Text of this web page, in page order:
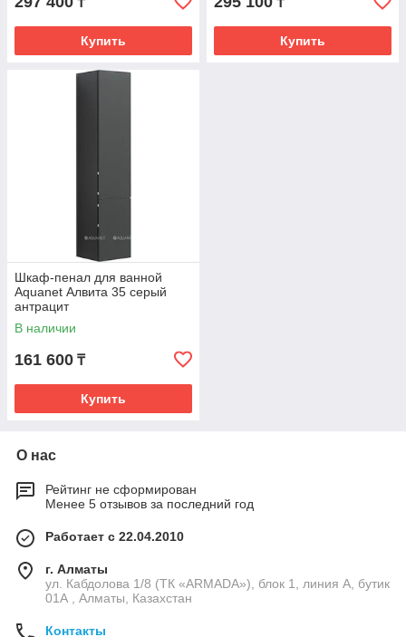
Купить Купить
Шкаф-пенал для ванной
Aquanet Алвита 35 серый
антрацит
В наличии
161 600 ₸
Купить
О нас
Рейтинг не сформирован
Менее 5 отзывов за последний год
Работает с 22.04.2010
г. Алматы
ул. Кабдолова 1/8 (ТК «ARMADA»), блок 1, линия А, бутик
01А , Алматы, Казахстан
Контакты